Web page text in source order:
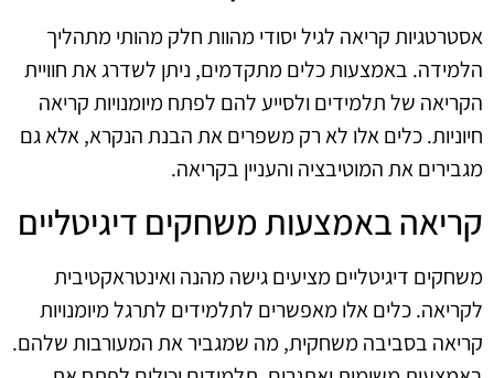
אסטרטגיות קריאה לגיל יסודי מהוות חלק מהותי מתהליך
הלמידה. באמצעות כלים מתקדמים, ניתן לשדרג את חוויית
הקריאה של תלמידים ולסייע להם לפתח מיומנויות קריאה
חיוניות. כלים אלו לא רק משפרים את הבנת הנקרא, אלא גם
מגבירים את המוטיבציה והעניין בקריאה.
קריאה באמצעות משחקים דיגיטליים
משחקים דיגיטליים מציעים גישה מהנה ואינטראקטיבית
לקריאה. כלים אלו מאפשרים לתלמידים לתרגל מיומנויות
קריאה בסביבה משחקית, מה שמגביר את המעורבות שלהם.